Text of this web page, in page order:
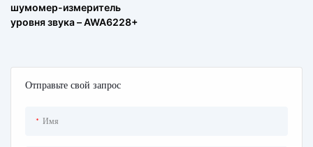
Отправьте свой запрос
Имя
шумомер-измеритель
уровня звука – AWA6228+